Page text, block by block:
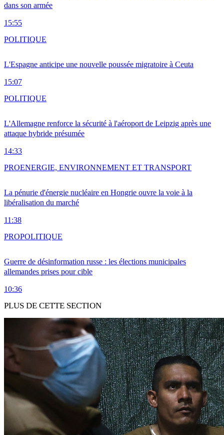
dans son armée
15:55
L'Espagne anticipe une nouvelle poussée migratoire à Ceuta
15:07
POLITIQUE
L'Allemagne renforce la sécurité à l'aéroport de Leipzig après une
attaque hybride présumée
14:33
POLITIQUE
La pénurie d'énergie nucléaire en Hongrie ouvre la voie à la
libéralisation du marché
11:38
PROENERGIE, ENVIRONNEMENT ET TRANSPORT
Guerre de désinformation russe : les élections municipales
allemandes prises pour cible
10:36
PROPOLITIQUE
PLUS DE CETTE SECTION